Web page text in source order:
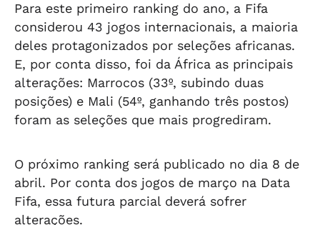
Para este primeiro ranking do ano, a Fifa
considerou 43 jogos internacionais, a maioria
deles protagonizados por seleções africanas.
E, por conta disso, foi da África as principais
alterações: Marrocos (33º, subindo duas
posições) e Mali (54º, ganhando três postos)
foram as seleções que mais progrediram.
O próximo ranking será publicado no dia 8 de
abril. Por conta dos jogos de março na Data
Fifa, essa futura parcial deverá sofrer
alterações.